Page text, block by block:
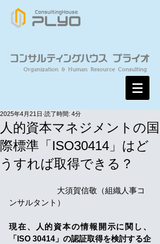
Organization & Human Resource Consulting
人的資本マネジメントの国
際標準「ISO30414」はど
うすれば取得できる？
2025年4月21日 読了時間: 4分
大須賀信敬（組織人事コ
ンサルタント）
現在、人的資本の情報開示に関し、
「ISO 30414」の認証取得を検討する企